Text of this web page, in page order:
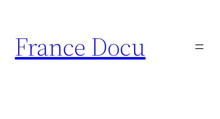
contenu
France Docu